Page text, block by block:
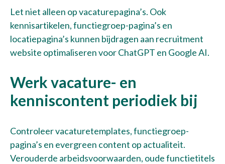
Let niet alleen op vacaturepagina’s. Ook
kennisartikelen, functiegroep-pagina’s en
locatiepagina’s kunnen bijdragen aan recruitment
website optimaliseren voor ChatGPT en Google AI.
Werk vacature- en
kenniscontent periodiek bij
Controleer vacaturetemplates, functiegroep-
pagina’s en evergreen content op actualiteit.
Verouderde arbeidsvoorwaarden, oude functietitels